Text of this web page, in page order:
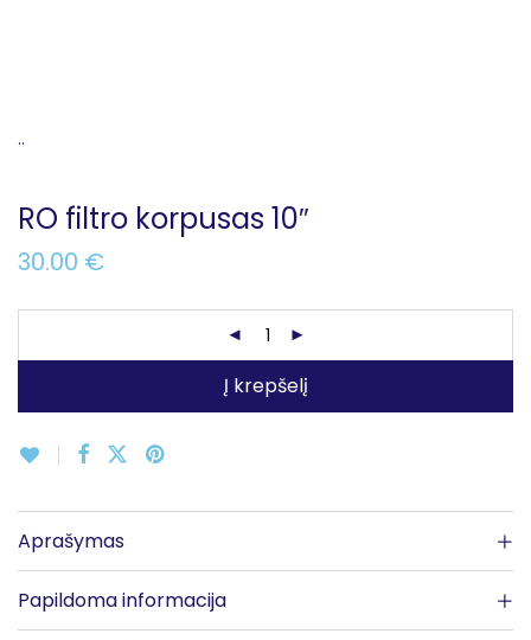
..
RO filtro korpusas 10″
30.00 €
Į krepšelį
Aprašymas
Papildoma informacija